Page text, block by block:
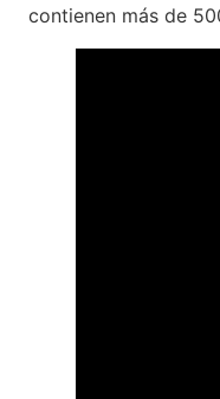
contienen más de